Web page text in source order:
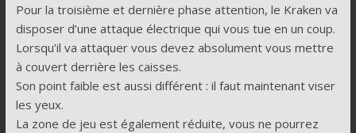
Pour la troisième et dernière phase attention, le Kraken va
disposer d’une attaque électrique qui vous tue en un coup.
Lorsqu’il va attaquer vous devez absolument vous mettre
à couvert derrière les caisses.
Son point faible est aussi différent : il faut maintenant viser
les yeux.
La zone de jeu est également réduite, vous ne pourrez